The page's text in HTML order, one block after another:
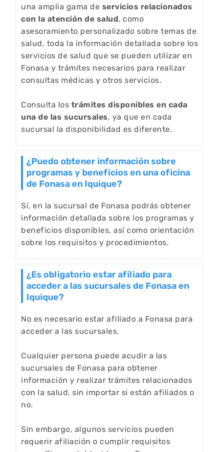
una amplia gama de servicios relacionados
con la atención de salud, como
asesoramiento personalizado sobre temas de
salud, toda la información detallada sobre los
servicios de salud que se pueden utilizar en
Fonasa y trámites necesarios para realizar
consultas médicas y otros servicios.
Consulta los trámites disponibles en cada
una de las sucursales, ya que en cada
sucursal la disponibilidad es diferente.
¿Puedo obtener información sobre
programas y beneficios en una oficina
de Fonasa en Iquique?
Sí, en la sucursal de Fonasa podrás obtener
información detallada sobre los programas y
beneficios disponibles, así como orientación
sobre los requisitos y procedimientos.
¿Es obligatorio estar afiliado para
acceder a las sucursales de Fonasa en
Iquique?
No es necesario estar afiliado a Fonasa para
acceder a las sucursales.
Cualquier persona puede acudir a las
sucursales de Fonasa para obtener
información y realizar trámites relacionados
con la salud, sin importar si están afiliados o
no.
Sin embargo, algunos servicios pueden
requerir afiliación o cumplir requisitos